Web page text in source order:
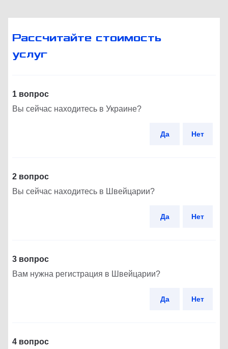
Рассчитайте стоимость
услуг
1 вопрос
Вы сейчас находитесь в Украине?
Да Нет
2 вопрос
Вы сейчас находитесь в Швейцарии?
Да Нет
3 вопрос
Вам нужна регистрация в Швейцарии?
Да Нет
4 вопрос